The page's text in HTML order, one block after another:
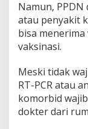
Namun,
atau penyakit
bisa
vaksinasi.
Meski tidak
RT-PCR atau
komorbid
dokter dari